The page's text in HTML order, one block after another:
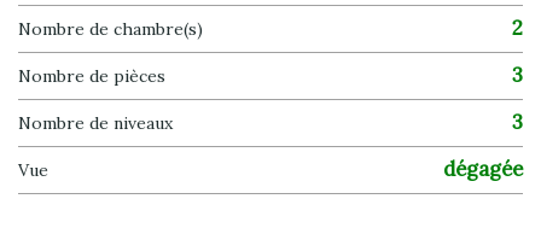
Nombre de chambre(s) 2
Nombre de pièces 3
Nombre de niveaux 3
Vue dégagée